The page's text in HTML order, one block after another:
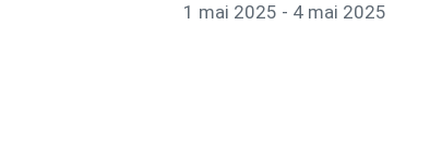
1 mai 2025 - 4 mai 2025